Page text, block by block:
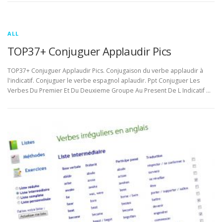
ALL
TOP37+ Conjuguer Applaudir Pics
TOP37+ Conjuguer Applaudir Pics. Conjugaison du verbe applaudir à
l'indicatif. Conjuguer le verbe espagnol aplaudir. Ppt Conjuguer Les
Verbes Du Premier Et Du Deuxieme Groupe Au Present De L Indicatif …